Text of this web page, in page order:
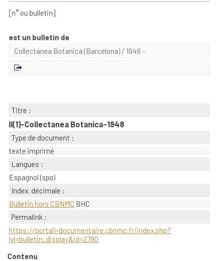
[n° ou bulletin]
est un bulletin de
Collectanea Botanica (Barcelona) / 1946 -
Titre :
II(1)-Collectanea Botanica-1948
Type de document :
texte imprimé
Langues :
Espagnol (spa)
Index. décimale :
Bulletin hors CBNMC BHC
Permalink :
https://portail-documentaire.cbnmc.fr/index.php?
lvl=bulletin_display&id=2790
Contenu